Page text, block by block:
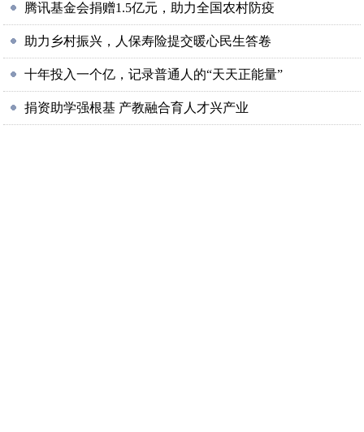
腾讯基金会捐赠1.5亿元，助力全国农村防疫
助力乡村振兴，人保寿险提交暖心民生答卷
十年投入一个亿，记录普通人的“天天正能量”
捐资助学强根基 产教融合育人才兴产业